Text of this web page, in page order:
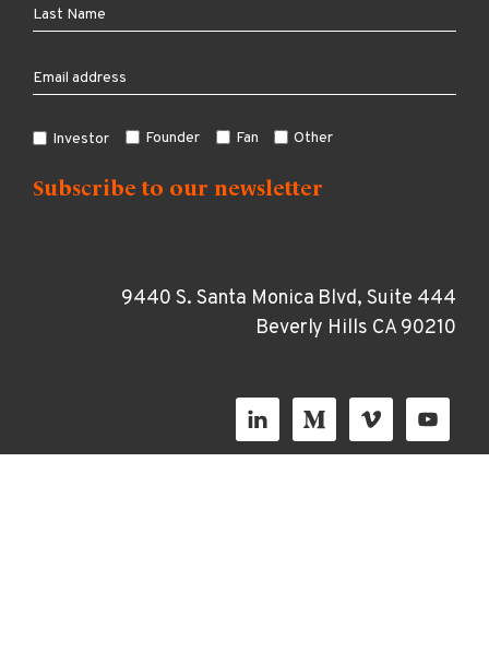
Investor Founder Fan Other
9440 S. Santa Monica Blvd, Suite 444
Beverly Hills CA 90210